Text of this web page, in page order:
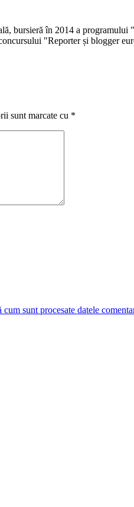
bursieră în 2014 a
"Reporter și blogger
sunt marcate cu *
cum sunt procesate datele